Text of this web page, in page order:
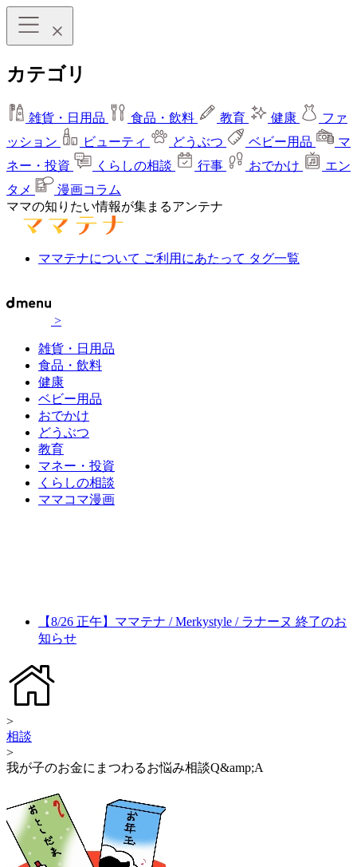
カテゴリ
雑貨・日用品 食品・飲料 教育 健康
ファ
ッション
ビューティ どうぶつ ベビー用品
マ
ネー・投資
くらしの相談 行事 おでかけ
エン
タメ
漫画コラム
ママの知りたい情報が集まるアンテナ
ママテナについて ご利用にあたって タグ一覧
>
雑貨・日用品
食品・飲料
健康
ベビー用品
おでかけ
どうぶつ
教育
マネー・投資
くらしの相談
ママコマ漫画
【8/26 正午】ママテナ / Merkystyle / ラナーヌ 終了のお
知らせ
>
相談
>
我が子のお金にまつわるお悩み相談Q&amp;A